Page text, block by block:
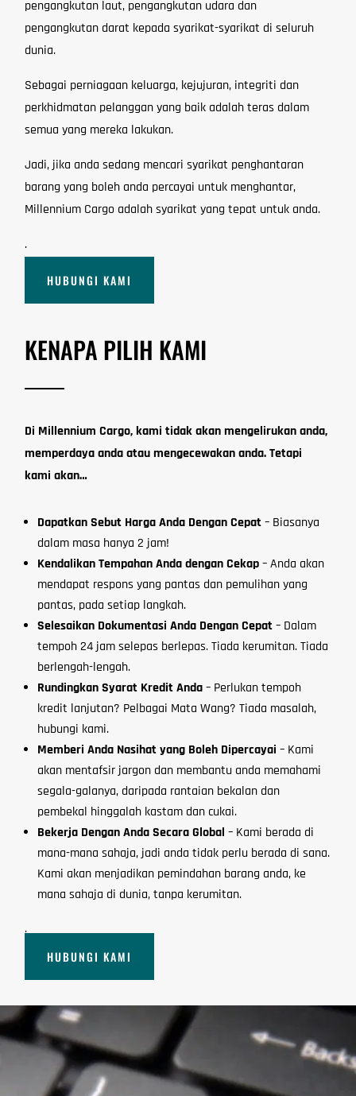
pengangkutan laut, pengangkutan udara dan
pengangkutan darat kepada syarikat-syarikat di seluruh
dunia.
Sebagai perniagaan keluarga, kejujuran, integriti dan
perkhidmatan pelanggan yang baik adalah teras dalam
semua yang mereka lakukan.
Jadi, jika anda sedang mencari syarikat penghantaran
barang yang boleh anda percayai untuk menghantar,
Millennium Cargo adalah syarikat yang tepat untuk anda.
.
HUBUNGI KAMI
KENAPA PILIH KAMI
Di Millennium Cargo, kami tidak akan mengelirukan anda,
memperdaya anda atau mengecewakan anda. Tetapi
kami akan…
Dapatkan Sebut Harga Anda Dengan Cepat– Biasanya
dalam masa hanya 2 jam!
Kendalikan Tempahan Anda dengan Cekap– Anda akan
mendapat respons yang pantas dan pemulihan yang
pantas, pada setiap langkah.
Selesaikan Dokumentasi Anda Dengan Cepat– Dalam
tempoh 24 jam selepas berlepas. Tiada kerumitan. Tiada
berlengah-lengah.
Rundingkan Syarat Kredit Anda– Perlukan tempoh
kredit lanjutan? Pelbagai Mata Wang? Tiada masalah,
hubungi kami.
Memberi Anda Nasihat yang Boleh Dipercayai – Kami
akan mentafsir jargon dan membantu anda memahami
segala-galanya, daripada rantaian bekalan dan
pembekal hinggalah kastam dan cukai.
Bekerja Dengan Anda Secara Global – Kami berada di
mana-mana sahaja, jadi anda tidak perlu berada di sana.
Kami akan menjadikan pemindahan barang anda, ke
mana sahaja di dunia, tanpa kerumitan.
.
HUBUNGI KAMI